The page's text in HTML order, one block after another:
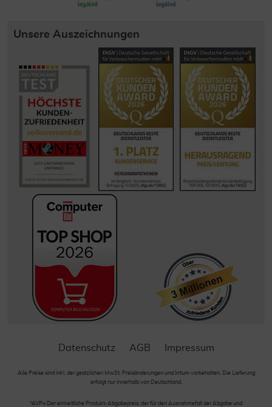
Unsere Auszeichnungen
Datenschutz AGB Impressum
Alle Preise sind inkl. der gestzlichen MwSt. Preisänderungen und Irrtum vorbehalten. Die Lieferung
erfolgt nur innerhalb von Deutschland.
*AVP= Der einheitliche Produkt-Abgabepreis, der für den Ausnahmefall der Abgabe und